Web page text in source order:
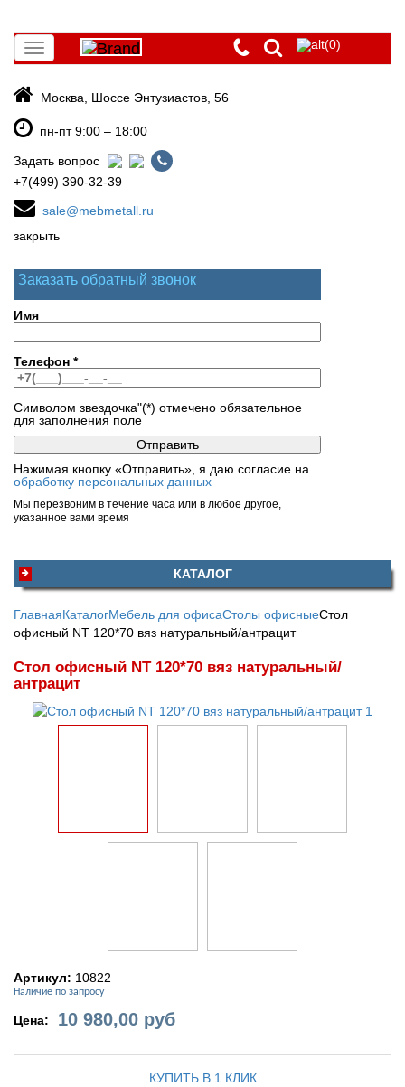
Toggle
navigation
(0)
Москва, Шоссе Энтузиастов, 56
пн-пт 9:00 – 18:00
Задать вопрос
+7(499) 390-32-39
sale@mebmetall.ru
закрыть
Заказать обратный звонок
Имя
Телефон *
Символом звездочка"(*) отмечено обязательное
для заполнения поле
Нажимая кнопку «Отправить», я даю согласие на
обработку персональных данных
Мы перезвоним в течение часа или в любое другое,
указанное вами время
КАТАЛОГ
ГлавнаяКаталогМебель для офисаСтолы офисныеСтол
офисный NT 120*70 вяз натуральный/антрацит
Стол офисный NT 120*70 вяз натуральный/
антрацит
Артикул: 10822
Наличие по запросу
Цена: 10 980,00 руб
КУПИТЬ В 1 КЛИК